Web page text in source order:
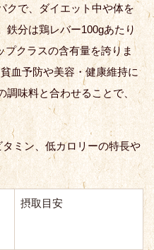
クで、ダイエット中や体を
鉄分は鶏レバー100gあたり
クラスの含有量を誇りま
血予防や美容・健康維持に
味料と合わせることで、
ミン、低カロリーの特長や
摂取目安